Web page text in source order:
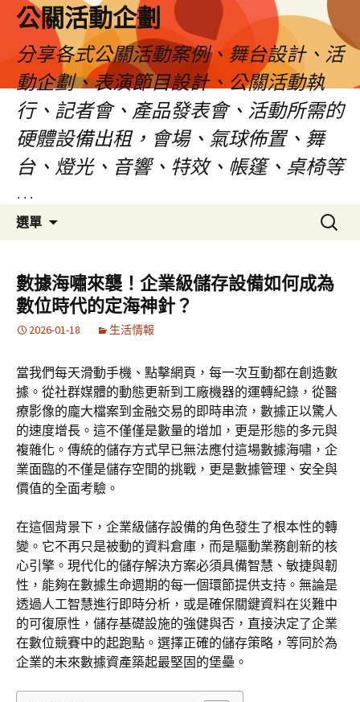
公關活動企劃
分享各式公關活動案例、舞台設計、活
動企劃、表演節目設計、公關活動執
行、記者會、產品發表會、活動所需的
硬體設備出租，會場、氣球佈置、舞
台、燈光、音響、特效、帳篷、桌椅等
…
選單
要
內
容
搜
尋
鍵
字:
數據海嘯來襲！企業級儲存設備如何成為
數位時代的定海神針？
2026-01-18 生活情報
當我們每天滑動手機、點擊網頁，每一次互動都在創造數
據。從社群媒體的動態更新到工廠機器的運轉紀錄，從醫
療影像的龐大檔案到金融交易的即時串流，數據正以驚人
的速度增長。這不僅僅是數量的增加，更是形態的多元與
複雜化。傳統的儲存方式早已無法應付這場數據海嘯，企
業面臨的不僅是儲存空間的挑戰，更是數據管理、安全與
價值的全面考驗。
在這個背景下，企業級儲存設備的角色發生了根本性的轉
變。它不再只是被動的資料倉庫，而是驅動業務創新的核
心引擎。現代化的儲存解決方案必須具備智慧、敏捷與韌
性，能夠在數據生命週期的每一個環節提供支持。無論是
透過人工智慧進行即時分析，或是確保關鍵資料在災難中
的可復原性，儲存基礎設施的強健與否，直接決定了企業
在數位競賽中的起跑點。選擇正確的儲存策略，等同於為
企業的未來數據資產築起最堅固的堡壘。